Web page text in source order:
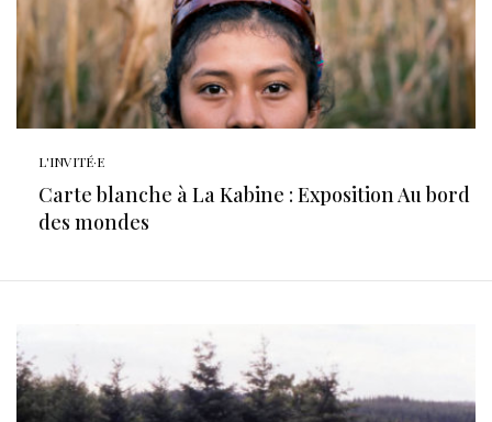
L'INVITÉ·E
Carte blanche à La Kabine : Exposition Au bord
des mondes